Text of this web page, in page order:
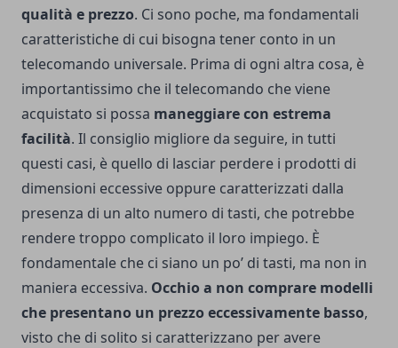
qualità e prezzo. Ci sono poche, ma fondamentali
caratteristiche di cui bisogna tener conto in un
telecomando universale. Prima di ogni altra cosa, è
importantissimo che il telecomando che viene
acquistato si possa maneggiare con estrema
facilità. Il consiglio migliore da seguire, in tutti
questi casi, è quello di lasciar perdere i prodotti di
dimensioni eccessive oppure caratterizzati dalla
presenza di un alto numero di tasti, che potrebbe
rendere troppo complicato il loro impiego. È
fondamentale che ci siano un po’ di tasti, ma non in
maniera eccessiva. Occhio a non comprare modelli
che presentano un prezzo eccessivamente basso,
visto che di solito si caratterizzano per avere